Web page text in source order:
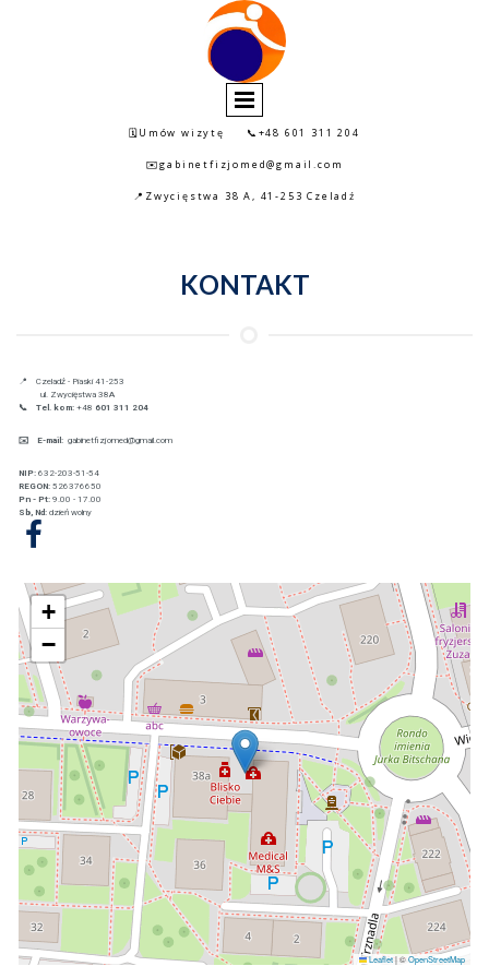
🗓️Umów wizytę 📞+48 601 311 204
✉️gabinetfizjomed@gmail.com
📍Zwycięstwa 38 A, 41-253 Czeladź
KONTAKT
📍 Czeladź - Piaski 41-253
ul. Zwycięstwa 38A
📞 Tel. kom: +48 601 311 204
✉️ E-mail: gabinetfizjomed@gmail.com
NIP: 632-203-51-54
REGON: 526376650
Pn - Pt: 9.00 - 17.00
Sb, Nd: dzień wolny

+
−
Leaflet|©OpenStreetMap